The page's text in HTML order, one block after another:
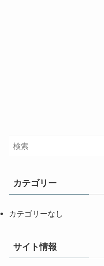
カテゴリー
カテゴリーなし
サイト情報